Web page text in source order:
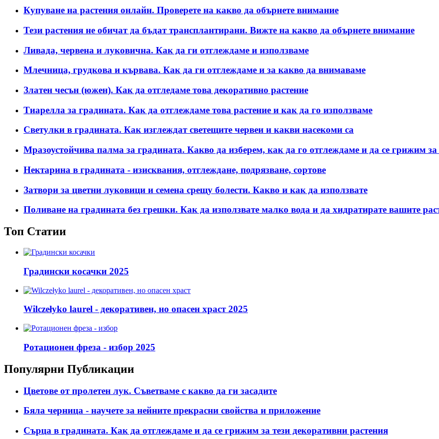
Купуване на растения онлайн. Проверете на какво да обърнете внимание
Тези растения не обичат да бъдат трансплантирани. Вижте на какво да обърнете внимание
Ливада, червена и луковична. Как да ги отглеждаме и използваме
Млечница, грудкова и кървава. Как да ги отглеждаме и за какво да внимаваме
Златен чесън (южен). Как да отгледаме това декоративно растение
Тиарелла за градината. Как да отглеждаме това растение и как да го използваме
Светулки в градината. Как изглеждат светещите червеи и какви насекоми са
Мразоустойчива палма за градината. Какво да изберем, как да го отглеждаме и да се грижим за
Нектарина в градината - изисквания, отглеждане, подрязване, сортове
Затвори за цветни луковици и семена срещу болести. Какво и как да използвате
Поливане на градината без грешки. Как да използвате малко вода и да хидратирате вашите
Топ Статии
Градински косачки 2025
Wilczełyko laurel - декоративен, но опасен храст 2025
Ротационен фреза - избор 2025
Популярни Публикации
Цветове от пролетен лук. Съветваме с какво да ги засадите
Бяла черница - научете за нейните прекрасни свойства и приложение
Сърца в градината. Как да отглеждаме и да се грижим за тези декоративни растения